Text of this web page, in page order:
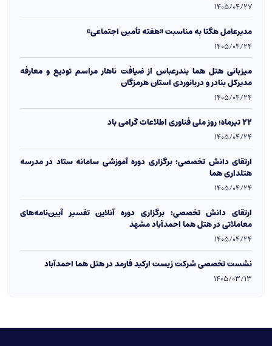
1405/04/27
مدیرعامل هگتا به مناسبت «هفته تأمین اجتماعی»
1405/04/24
میزبانی هتل هما بندرعباس از ضیافت ناهار مراسم تودیع و معارفه
مدیرکل بنادر و دریانوردی استان هرمزگان
1405/04/24
۲۲ تیرماه؛ روز ملی فناوری اطلاعات گرامی باد
1405/04/24
ارتقای دانش تخصصی؛ برگزاری دوره آموزشی سامانه ستاد در مدرسه
هتلداری هما
1405/04/24
ارتقای دانش تخصصی؛ برگزاری دوره آنلاین تفسیر آیین‌نامه‌های
معاملاتی در هتل هما احمدآباد مشهد
1405/04/24
نشست تخصصی شرکت زیست ارکید فارمد در هتل هما احمدآباد
1405/03/13